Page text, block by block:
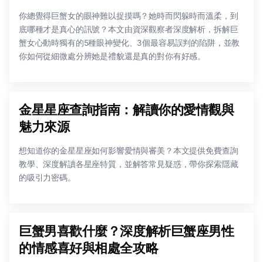
你總覺得巨蟹女的眼神難以捉摸嗎？她時而閃躲時而溫柔，到
底哪種才是真心的訊號？本文由資深觀察者深度解析，拆解巨
蟹女心動時獨有的5種眼神變化、3個最容易誤判的陷阱，並教
你如何從細微處分辨她是禮貌還是真的對你有好感。
金星星座查詢指南：解讀你的愛情觀與
魅力來源
想知道你的金星星座如何影響愛情與審美？本文提供免費查詢
教學、深度解讀各星座特質，並解答常見疑惑，帶你探索隱藏
的吸引力密碼。
巨蟹男喜歡什麼？深度解析巨蟹座男性
的情感喜好與相處全攻略